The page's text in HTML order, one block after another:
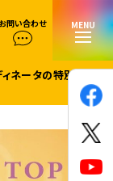
お問い合わせ MENU
ネータの特別対談